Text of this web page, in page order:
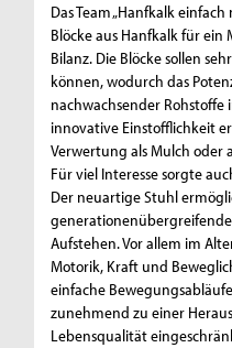
Das Team „Hanfkalk
Blöcke aus Hanfkalk für
Bilanz. Die Blöcke sollen
können, wodurch das
nachwachsender
innovative Einstofflichkeit
Verwertung als Mulch oder
Für viel Interesse sorgte
Der neuartige Stuhl
Aufstehen. Vor allem im
Motorik, Kraft und
einfache
zunehmend zu einer
Lebensqualität